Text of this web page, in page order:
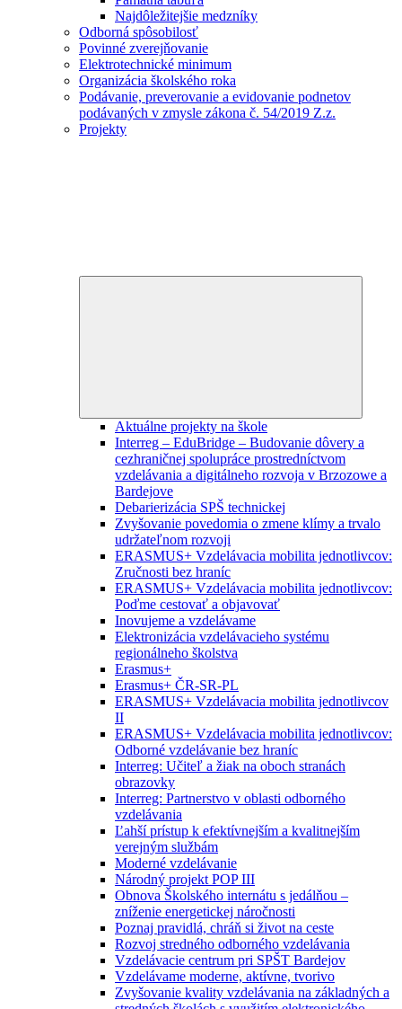
Najdôležitejšie medzníky
Odborná spôsobilosť
Povinné zverejňovanie
Elektrotechnické minimum
Organizácia školského roka
Podávanie, preverovanie a evidovanie podnetov
podávaných v zmysle zákona č. 54/2019 Z.z.
Projekty
Aktuálne projekty na škole
Interreg – EduBridge – Budovanie dôvery a
cezhraničnej spolupráce prostredníctvom
vzdelávania a digitálneho rozvoja v Brzozowe a
Bardejove
Debarierizácia SPŠ technickej
Zvyšovanie povedomia o zmene klímy a trvalo
udržateľnom rozvoji
ERASMUS+ Vzdelávacia mobilita jednotlivcov:
Zručnosti bez hraníc
ERASMUS+ Vzdelávacia mobilita jednotlivcov:
Poďme cestovať a objavovať
Inovujeme a vzdelávame
Elektronizácia vzdelávacieho systému
regionálneho školstva
Erasmus+
Erasmus+ ČR-SR-PL
ERASMUS+ Vzdelávacia mobilita jednotlivcov
II
ERASMUS+ Vzdelávacia mobilita jednotlivcov:
Odborné vzdelávanie bez hraníc
Interreg: Učiteľ a žiak na oboch stranách
obrazovky
Interreg: Partnerstvo v oblasti odborného
vzdelávania
Ľahší prístup k efektívnejším a kvalitnejším
verejným službám
Moderné vzdelávanie
Národný projekt POP III
Obnova Školského internátu s jedálňou –
zníženie energetickej náročnosti
Poznaj pravidlá, chráň si život na ceste
Rozvoj stredného odborného vzdelávania
Vzdelávacie centrum pri SPŠT Bardejov
Vzdelávame moderne, aktívne, tvorivo
Zvyšovanie kvality vzdelávania na základných a